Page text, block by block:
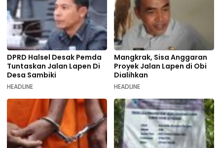
DPRD Halsel Desak Pemda
Tuntaskan Jalan Lapen Di
Desa Sambiki
HEADLINE
Mangkrak, Sisa Anggaran
Proyek Jalan Lapen di Obi
Dialihkan
HEADLINE